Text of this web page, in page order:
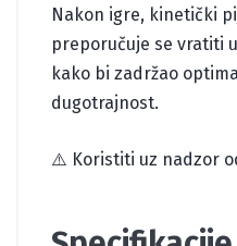
Nakon igre, kinetički
preporučuje se vratiti
kako bi zadržao
dugotrajnost.
⚠️ Koristiti uz nadzor